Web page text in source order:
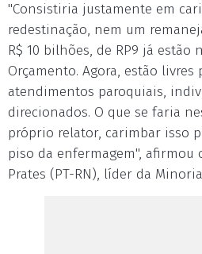
"Consistiria justamente em
redestinação, nem um
R$ 10 bilhões, de RP9 já estão
Orçamento. Agora, estão livres
atendimentos paroquiais,
direcionados. O que se faria
próprio relator, carimbar isso
piso da enfermagem", afirmou
Prates (PT-RN), líder da